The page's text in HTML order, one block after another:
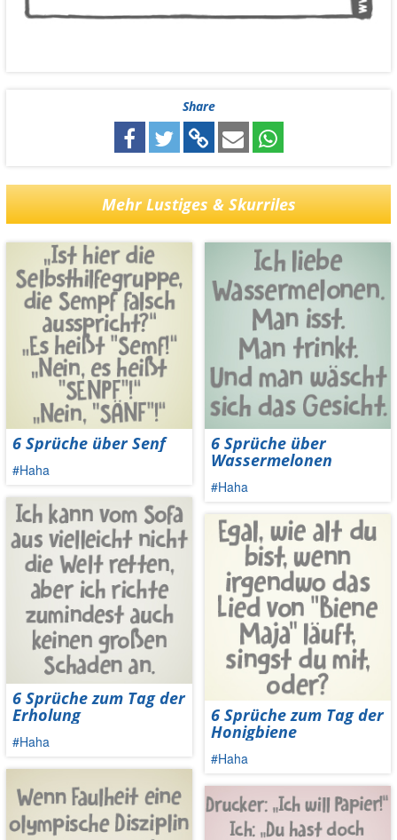
Share
Mehr Lustiges & Skurriles
6 Sprüche über Senf
#Haha
6 Sprüche zum Tag der
Erholung
#Haha
6 Sprüche über
Wassermelonen
#Haha
6 Sprüche zum Tag der
Honigbiene
#Haha